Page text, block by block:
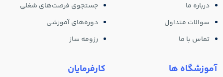
درباره ما
سوالات متداول
تماس با ما
آموزشگاه ها
جستجوی فرصت‌های شغلی
دوره‌های آموزشی
رزومه ساز
کارفرمایان